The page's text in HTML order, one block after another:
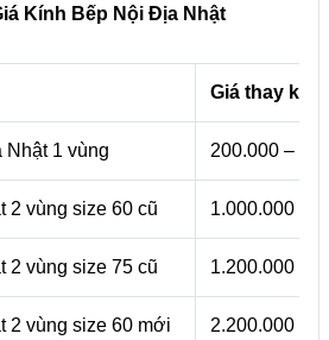
Kính Bếp Nội Địa Nhật
Giá thay kính
Nhật 1 vùng 200.000 –
2 vùng size 60 cũ 1.000.000 –
2 vùng size 75 cũ 1.200.000 –
2 vùng size 60 mới 2.200.000 –